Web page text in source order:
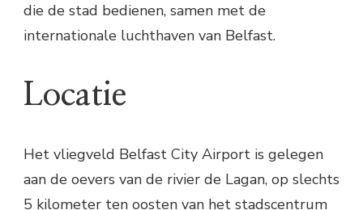
die de stad bedienen, samen met de
internationale luchthaven van Belfast.
Locatie
Het vliegveld Belfast City Airport is gelegen
aan de oevers van de rivier de Lagan, op slechts
5 kilometer ten oosten van het stadscentrum